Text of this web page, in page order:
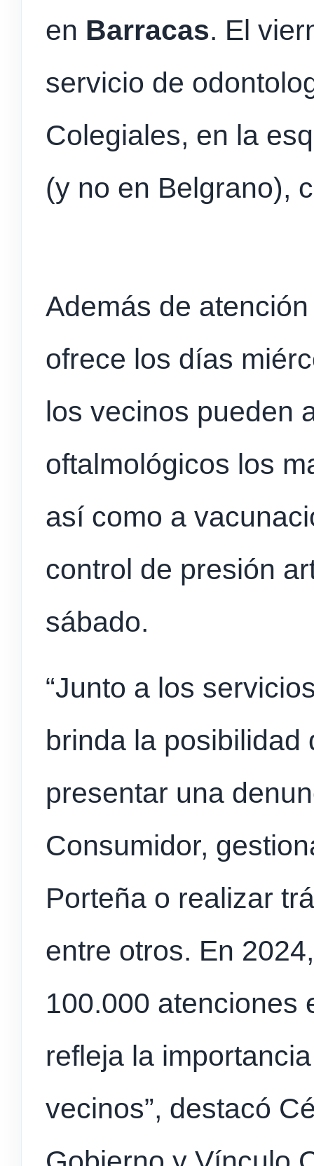
en Barracas. El
servicio de
Colegiales, en la
(y no en Belgrano),
Además de
ofrece los días
los vecinos pueden
oftalmológicos los
así como a
control de presión
sábado.
“Junto a los
brinda la posibilidad
presentar una
Consumidor,
Porteña o realizar
entre otros. En
100.000 atenciones
refleja la
vecinos”, destacó